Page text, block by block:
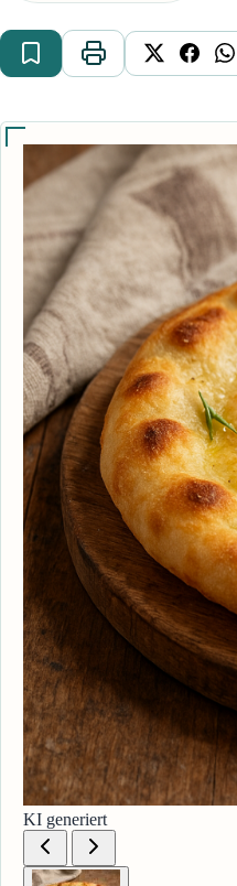
KI generiert